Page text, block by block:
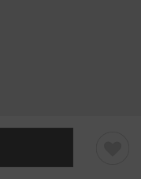
セット商品